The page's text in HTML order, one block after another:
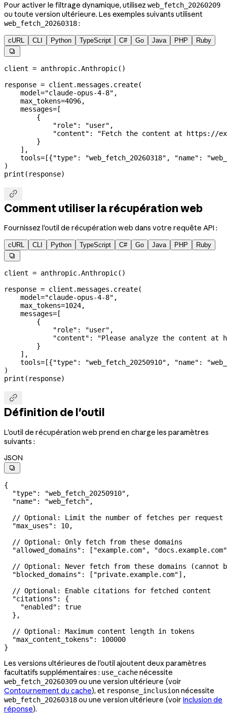
Pour activer le filtrage dynamique, utilisez web_fetch_20260209
ou toute version ultérieure. Les exemples suivants utilisent
web_fetch_20260318:
cURL CLI Python TypeScript C# Go Java PHP Ruby

client = anthropic.Anthropic()
response = client.messages.create(
    model
="claude-opus-4-8" ,
    max_tokens
=4096,
    messages
= [
        {
            "role"
: "user" ,
            "content"
:
"Fetch the content at https://
        }
    ],
    tools
= [{"type" : "web_fetch_20260318" , "name" :
)
print (response)

Comment utiliser la récupération web
Fournissez l'outil de récupération web dans votre requête API :
cURL CLI Python TypeScript C# Go Java PHP Ruby

client = anthropic.Anthropic()
response = client.messages.create(
    model
="claude-opus-4-8" ,
    max_tokens
=1024,
    messages
= [
        {
            "role"
: "user" ,
            "content"
:
"Please analyze the content at
        }
    ],
    tools
= [{"type" : "web_fetch_20250910" , "name" :
)
print (response)

Définition de l'outil
L'outil de récupération web prend en charge les paramètres
suivants :
JSON

{
  "type"
: "web_fetch_20250910" ,
  "name"
: "web_fetch" ,
  // Optional: Limit the number of fetches per request
  "max_uses"
: 10,
  // Optional: Only fetch from these domains
  "allowed_domains"
: [ "example.com" ,
"docs.example.com"
// Optional: Never fetch from these domains (cannot
  "blocked_domains"
: [ "private.example.com"],
  // Optional: Enable citations for fetched content
  "citations"
: {
    "enabled"
: true
  },
  // Optional: Maximum content length in tokens
  "max_content_tokens"
: 100000
}
Les versions ultérieures de l'outil ajoutent deux paramètres
facultatifs supplémentaires : use_cachenécessite
web_fetch_20260309ou une version ultérieure (voir
Contournement du cache), et response_inclusionnécessite
web_fetch_20260318ou une version ultérieure (voir Inclusion de
réponse).